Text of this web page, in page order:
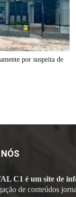
por suspeita de
C1 é um site de
de conteúdos